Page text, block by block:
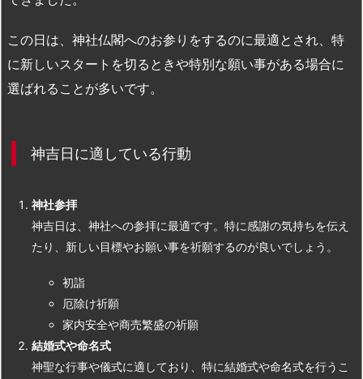
この日は、神社仏閣へのお参りをするのに最適とされ、特
に新しいスタートを切るときや特別な願い事がある場合に
選ばれることが多いです。
神吉日に適している行動
神社参拝
神吉日は、神社への参拝に最適です。特に感謝の気持ちを伝え
たり、新しい目標やお願い事を祈願するのが良いでしょう。
初詣
厄除け祈願
家内安全や商売繁盛の祈願
結婚式や命名式
神聖な行事や儀式に適しており、特に結婚式や命名式を行うこ